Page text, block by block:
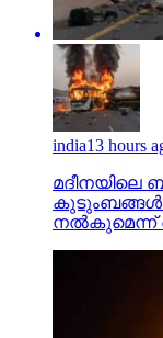
india13 hours
മദീനയിലെ
നല്‍കുമെന്ന്